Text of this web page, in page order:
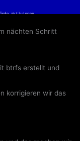
nächten Schritt
btrfs erstellt und
korrigieren wir das